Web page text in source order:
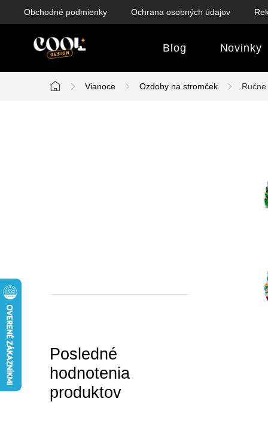
Obchodné podmienky Ochrana osobných údajov
Blog Novinky
Domov
Vianoce Ozdoby na stromček
lPosledné
hodnotenia
produktov